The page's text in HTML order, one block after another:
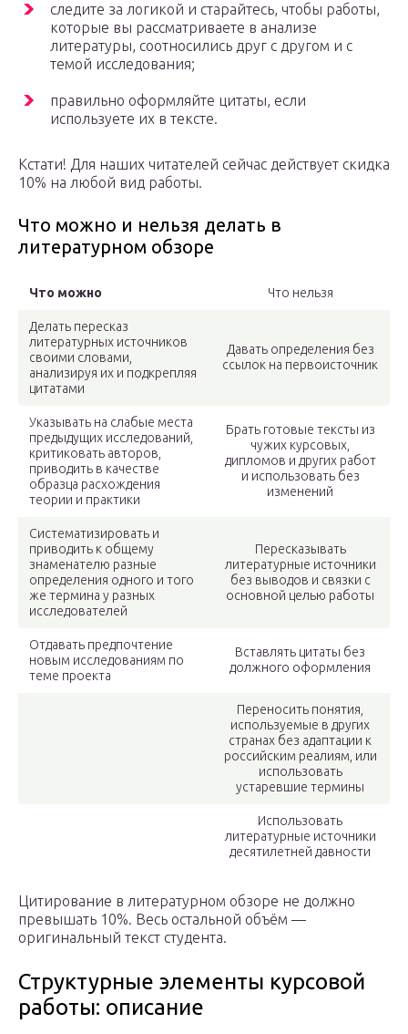
следите за логикой и старайтесь, чтобы работы,
которые вы рассматриваете в анализе
литературы, соотносились друг с другом и с
темой исследования;
правильно оформляйте цитаты, если
используете их в тексте.
Кстати! Для наших читателей сейчас действует скидка
10% на любой вид работы.
Что можно и нельзя делать в
литературном обзоре
Что можно Что нельзя
Делать пересказ
литературных источников
своими словами,
анализируя их и подкрепляя
цитатами
Давать определения без
ссылок на первоисточник
Указывать на слабые места
предыдущих исследований,
критиковать авторов,
приводить в качестве
образца расхождения
теории и практики
Брать готовые тексты из
чужих курсовых,
дипломов и других работ
и использовать без
изменений
Систематизировать и
приводить к общему
знаменателю разные
определения одного и того
же термина у разных
исследователей
Пересказывать
литературные источники
без выводов и связки с
основной целью работы
Отдавать предпочтение
новым исследованиям по
теме проекта
Вставлять цитаты без
должного оформления
Переносить понятия,
используемые в других
странах без адаптации к
российским реалиям, или
использовать
устаревшие термины
Использовать
литературные источники
десятилетней давности
Цитирование в литературном обзоре не должно
превышать 10%. Весь остальной объём —
оригинальный текст студента.
Структурные элементы курсовой
работы: описание